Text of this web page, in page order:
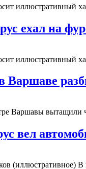
иллюстративный
ехал на
иллюстративный
Варшаве
Варшавы вытащили
вел
(иллюстративное)